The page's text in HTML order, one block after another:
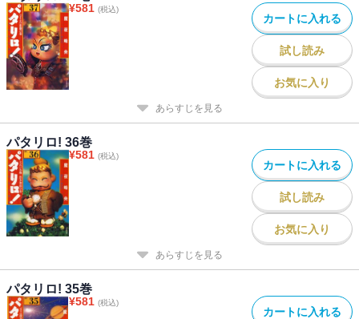
¥581 (税込)
カートに入れる
試し読み
お気に入り
あらすじを見る
パタリロ! 36巻
¥581 (税込)
カートに入れる
試し読み
お気に入り
あらすじを見る
パタリロ! 35巻
¥581 (税込)
カートに入れる